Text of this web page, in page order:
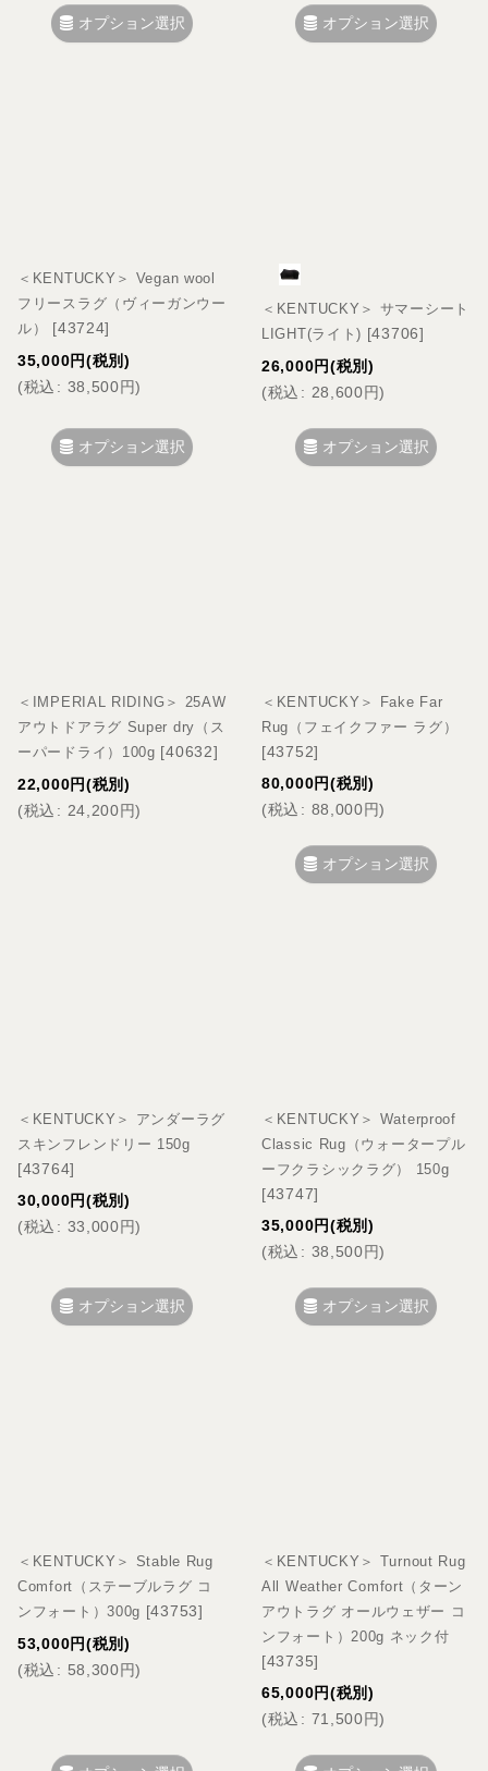
オプション選択 オプション選択
＜KENTUCKY＞ Vegan wool
フリースラグ（ヴィーガンウー
ル）
[43724]
35,000円(税別)
(税込 : 38,500円)
オプション選択
＜KENTUCKY＞ サマーシート
LIGHT(ライト) [43706]
26,000円(税別)
(税込 : 28,600円)
オプション選択
＜IMPERIAL RIDING＞ 25AW
アウトドアラグ Super dry（ス
ーパードライ）100g [40632]
22,000円(税別)
(税込 : 24,200円)
＜KENTUCKY＞ Fake Far
Rug（フェイクファー ラグ）
[43752]
80,000円(税別)
(税込 : 88,000円)
オプション選択
＜KENTUCKY＞ アンダーラグ
スキンフレンドリー 150g
[43764]
30,000円(税別)
(税込 : 33,000円)
オプション選択
＜KENTUCKY＞ Waterproof
Classic Rug（ウォータープル
ーフクラシックラグ） 150g
[43747]
35,000円(税別)
(税込 : 38,500円)
オプション選択
＜KENTUCKY＞ Stable Rug
Comfort（ステーブルラグ コ
ンフォート）300g [43753]
53,000円(税別)
(税込 : 58,300円)
＜KENTUCKY＞ Turnout Rug
All Weather Comfort（ターン
アウトラグ オールウェザー コ
ンフォート）200g ネック付
[43735]
65,000円(税別)
(税込 : 71,500円)